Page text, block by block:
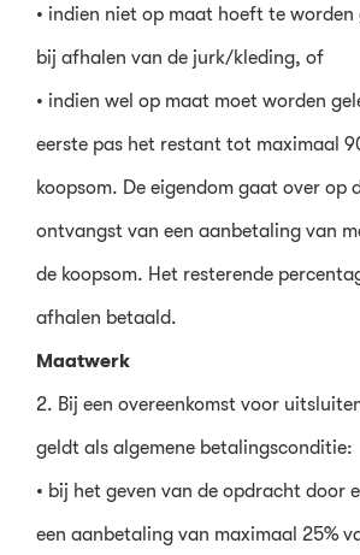
• indien niet op maat hoeft te
bij afhalen van de jurk/kleding, of
• indien wel op maat moet worden
eerste pas het restant tot maximaal
koopsom. De eigendom gaat over op
ontvangst van een aanbetaling van
de koopsom. Het resterende
afhalen betaald.
Maatwerk
2. Bij een overeenkomst voor
geldt als algemene betalingsconditie:
• bij het geven van de opdracht door
een aanbetaling van maximaal 25%